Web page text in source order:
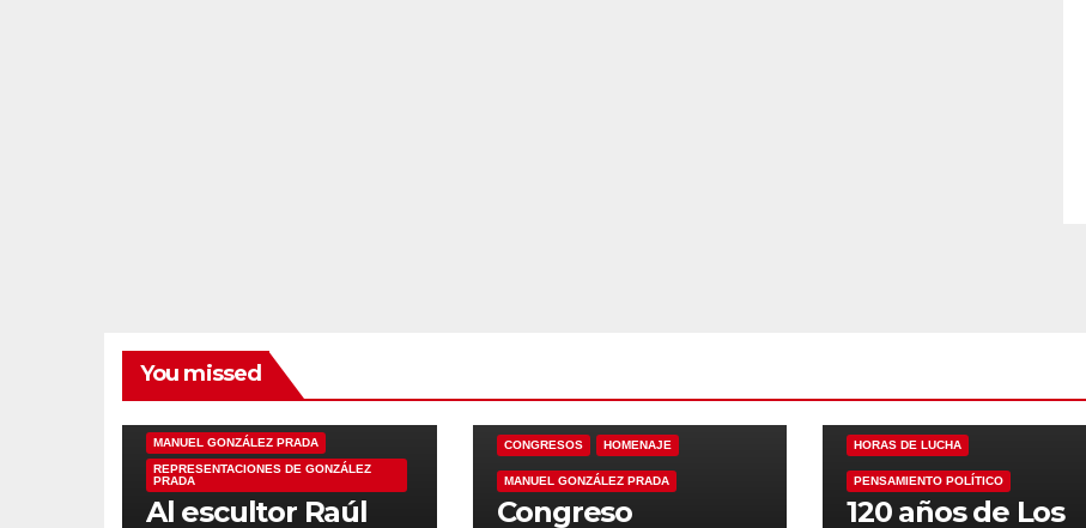
You missed
MANUEL GONZÁLEZ PRADA
REPRESENTACIONES DE GONZÁLEZ
PRADA
Al escultor Raúl
CONGRESOS HOMENAJE
MANUEL GONZÁLEZ PRADA
Congreso
HORAS DE LUCHA
PENSAMIENTO POLÍTICO
120 años de Los